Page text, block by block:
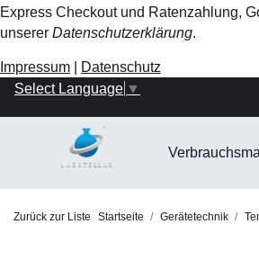
Express Checkout und Ratenzahlung,
unserer Datenschutzerklärung.
Impressum
Datenschutz
Select Language ▼
Zurück zur Liste Startseite Gerätetechnik